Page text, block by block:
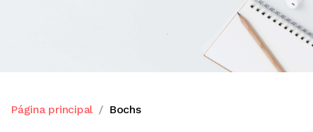
Página principal Bochs